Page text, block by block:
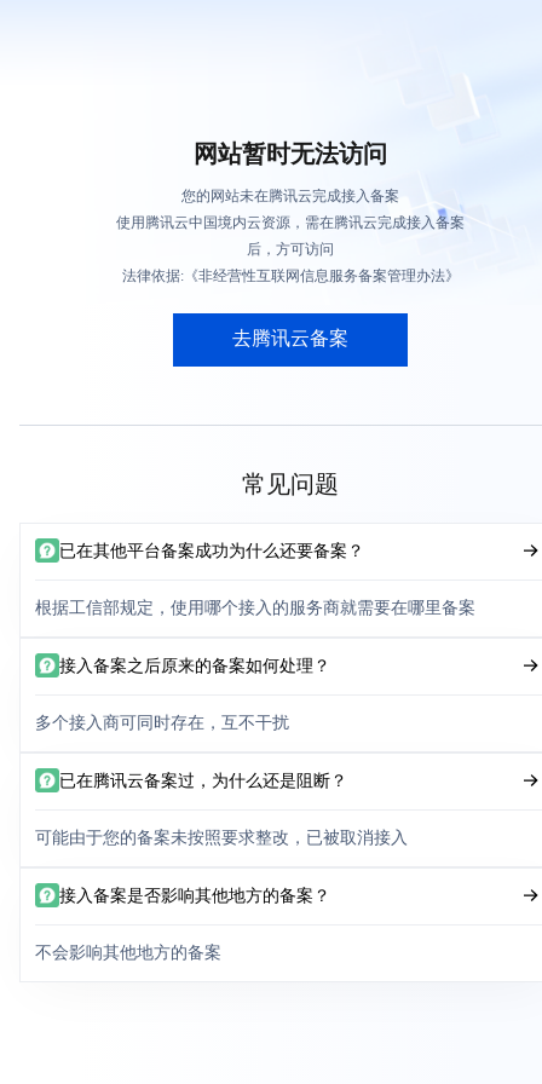
网站暂时无法访问
您的网站未在腾讯云完成接入备案
使用腾讯云中国境内云资源，需在腾讯云完成接入备案
后，方可访问
法律依据:《非经营性互联网信息服务备案管理办法》
去腾讯云备案
常见问题
已在其他平台备案成功为什么还要备案？
根据工信部规定，使用哪个接入的服务商就需要在哪里备案
接入备案之后原来的备案如何处理？
多个接入商可同时存在，互不干扰
已在腾讯云备案过，为什么还是阻断？
可能由于您的备案未按照要求整改，已被取消接入
接入备案是否影响其他地方的备案？
不会影响其他地方的备案